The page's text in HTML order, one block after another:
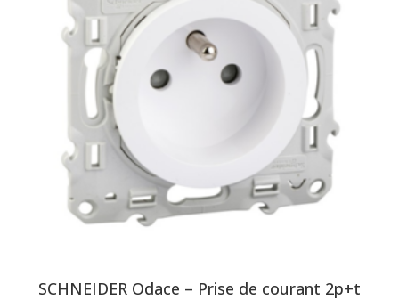
SCHNEIDER Odace – Prise de courant 2p+t